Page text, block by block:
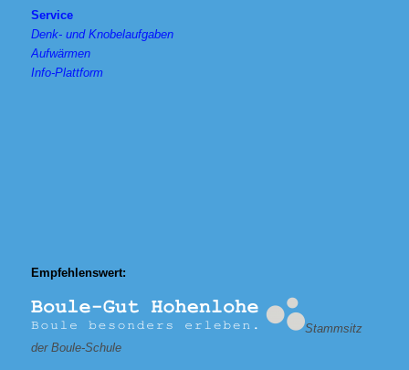
Service
Denk- und Knobelaufgaben
Aufwärmen
Info-Plattform
Empfehlenswert:
Stammsitz
der Boule-Schule